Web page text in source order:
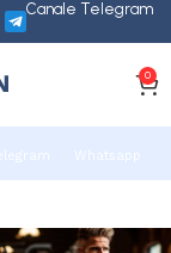
Canale Telegram
0
Whatsapp